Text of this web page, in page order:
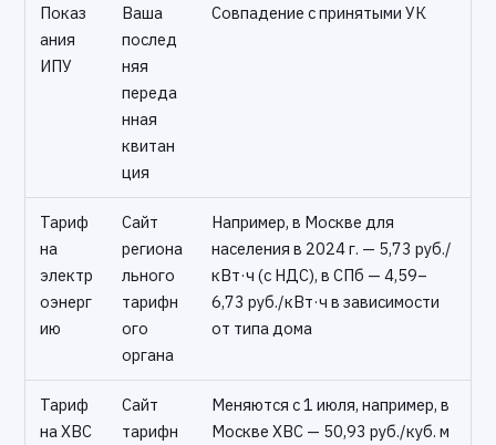
Показ
ания
ИПУ
Ваша
послед
няя
переда
нная
квитан
ция
Совпадение с принятыми УК
Тариф
на
электр
оэнерг
ию
Сайт
региона
льного
тарифн
ого
органа
Например, в Москве для
населения в 2024 г. — 5,73 руб./
кВт·ч (с НДС), в СПб — 4,59–
6,73 руб./кВт·ч в зависимости
от типа дома
Тариф
на ХВС
Сайт
тарифн
Меняются с 1 июля, например, в
Москве ХВС — 50,93 руб./куб. м